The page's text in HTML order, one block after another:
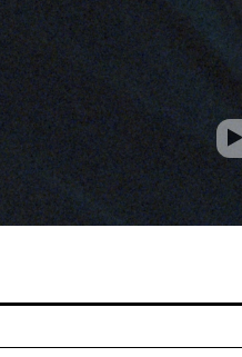
e